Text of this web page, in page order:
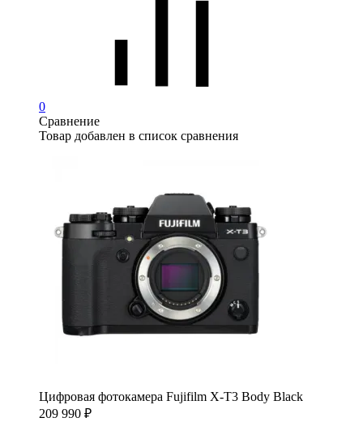
0
Сравнение
Товар добавлен в список сравнения
Цифровая фотокамера Fujifilm X-T3 Body Black
209 990 ₽